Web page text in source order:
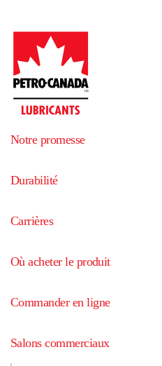
Notre promesse
Durabilité
Carrières
Où acheter le produit
Commander en ligne
Salons commerciaux